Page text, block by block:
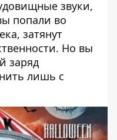
звуки,
попали во
затянут
Но вы
заряд
лишь с